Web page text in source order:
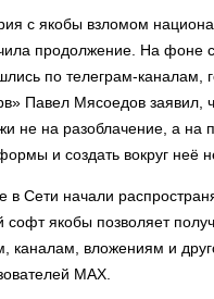
с якобы взломом
продолжение. На фоне
по телеграм-каналам,
Павел Мясоедов заявил,
не на разоблачение, а на
и создать вокруг неё
в Сети начали
софт якобы позволяет
каналам, вложениям и
MAX.